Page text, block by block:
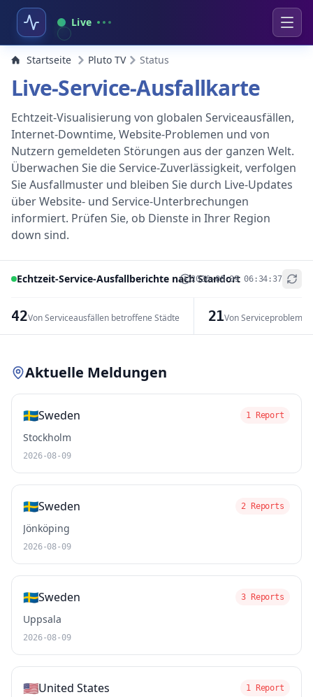
Live
Startseite Pluto TV Status
Live-Service-Ausfallkarte
Echtzeit-Visualisierung von globalen Serviceausfällen,
Internet-Downtime, Website-Problemen und von
Nutzern gemeldeten Störungen aus der ganzen Welt.
Überwachen Sie die Service-Zuverlässigkeit, verfolgen
Sie Ausfallmuster und bleiben Sie durch Live-Updates
über Website- und Service-Unterbrechungen
informiert. Prüfen Sie, ob Dienste in Ihrer Region
down sind.
Echtzeit-Service-Ausfallberichte nach Standort
2026-08-09 06:34:37
42Von Serviceausfällen betroffene Städte 21Von
+
Aktuelle Meldungen
🇸🇪Sweden 1 Report
Stockholm
2026-08-09
🇸🇪Sweden 2 Reports
Jönköping
2026-08-09
🇸🇪Sweden 3 Reports
Uppsala
2026-08-09
🇺🇸United States 1 Report